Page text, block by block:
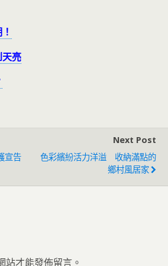
亮
宣告
Next Post
色彩繽紛活力洋溢 收納滿點的
鄉村風居家
站才能發佈留言。